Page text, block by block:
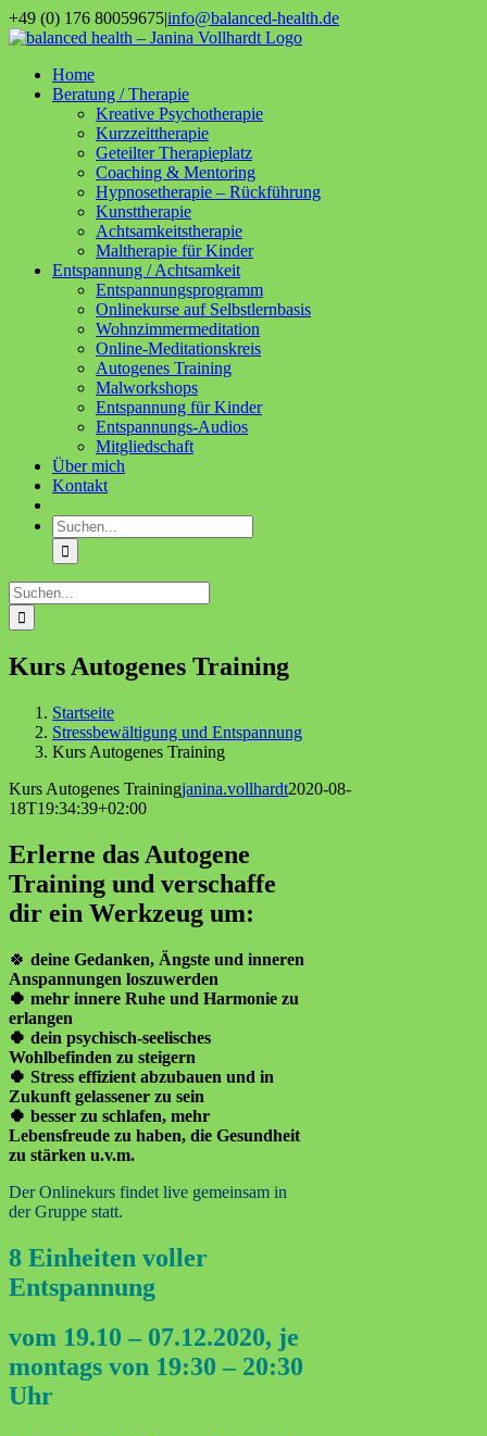
Zum
Inhalt
+49 (0) 176 80059675|info@balanced-health.de
Instagram
YouTube
Home
Beratung / Therapie
Kreative Psychotherapie
Kurzzeittherapie
Geteilter Therapieplatz
Coaching & Mentoring
Hypnosetherapie – Rückführung
Kunsttherapie
Achtsamkeitstherapie
Maltherapie für Kinder
Entspannung / Achtsamkeit
Entspannungsprogramm
Onlinekurse auf Selbstlernbasis
Wohnzimmermeditation
Online-Meditationskreis
Autogenes Training
Malworkshops
Entspannung für Kinder
Entspannungs-Audios
Mitgliedschaft
Über mich
Kontakt
Suche
nach:
Suche
nach:
Kurs Autogenes Training
Startseite
Stressbewältigung und Entspannung
Kurs Autogenes Training
Kurs Autogenes Trainingjanina.vollhardt2020-08-
18T19:34:39+02:00
Erlerne das Autogene
Training und verschaffe
dir ein Werkzeug um:
🍀 deine Gedanken, Ängste und inneren
Anspannungen loszuwerden
🍀 mehr innere Ruhe und Harmonie zu
erlangen
🍀 dein psychisch-seelisches
Wohlbefinden zu steigern
🍀 Stress effizient abzubauen und in
Zukunft gelassener zu sein
🍀 besser zu schlafen, mehr
Lebensfreude zu haben, die Gesundheit
zu stärken u.v.m.
Der Onlinekurs findet live gemeinsam in
der Gruppe statt.
8 Einheiten voller
Entspannung
vom 19.10 – 07.12.2020, je
montags von 19:30 – 20:30
Uhr